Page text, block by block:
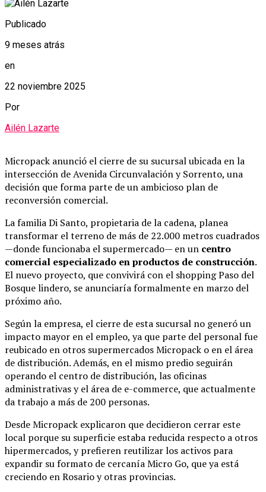
Publicado
9 meses atrás
en
22 noviembre 2025
Por
Ailén Lazarte
Micropack anunció el cierre de su sucursal ubicada en la
intersección de Avenida Circunvalación y Sorrento, una
decisión que forma parte de un ambicioso plan de
reconversión comercial.
La familia Di Santo, propietaria de la cadena, planea
transformar el terreno de más de 22.000 metros cuadrados
—donde funcionaba el supermercado— en un centro
comercial especializado en productos de construcción.
El nuevo proyecto, que convivirá con el shopping Paso del
Bosque lindero, se anunciaría formalmente en marzo del
próximo año.
Según la empresa, el cierre de esta sucursal no generó un
impacto mayor en el empleo, ya que parte del personal fue
reubicado en otros supermercados Micropack o en el área
de distribución. Además, en el mismo predio seguirán
operando el centro de distribución, las oficinas
administrativas y el área de e-commerce, que actualmente
da trabajo a más de 200 personas.
Desde Micropack explicaron que decidieron cerrar este
local porque su superficie estaba reducida respecto a otros
hipermercados, y prefieren reutilizar los activos para
expandir su formato de cercanía Micro Go, que ya está
creciendo en Rosario y otras provincias.